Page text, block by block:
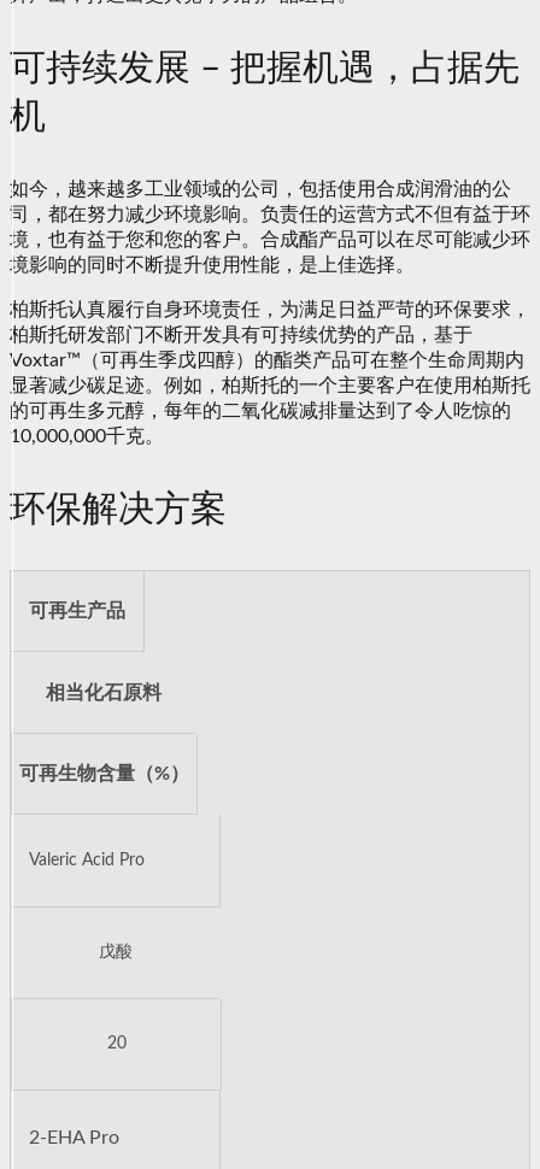
可持续发展 – 把握机遇，占据先
机
如今，越来越多工业领域的公司，包括使用合成润滑油的公
司，都在努力减少环境影响。负责任的运营方式不但有益于环
境，也有益于您和您的客户。合成酯产品可以在尽可能减少环
境影响的同时不断提升使用性能，是上佳选择。
柏斯托认真履行自身环境责任，为满足日益严苛的环保要求，
柏斯托研发部门不断开发具有可持续优势的产品，基于
Voxtar™（可再生季戊四醇）的酯类产品可在整个生命周期内
显著减少碳足迹。例如，柏斯托的一个主要客户在使用柏斯托
的可再生多元醇，每年的二氧化碳减排量达到了令人吃惊的
10,000,000千克。
环保解决方案
可再生产品
相当化石原料
可再生物含量（%）
Valeric Acid Pro
戊酸
20
2-EHA Pro